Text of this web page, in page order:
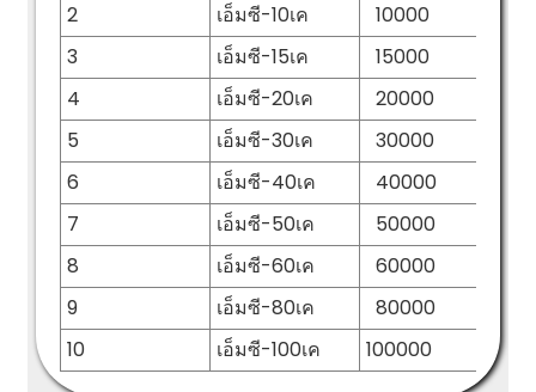
2
เอ็มซี-10เค 10000
3
เอ็มซี-15เค 15000
4
เอ็มซี-20เค 20000
5
เอ็มซี-30เค 30000
6
เอ็มซี-40เค 40000
7
เอ็มซี-50เค 50000
8
เอ็มซี-60เค 60000
9
เอ็มซี-80เค 80000
10
เอ็มซี-100เค 100000